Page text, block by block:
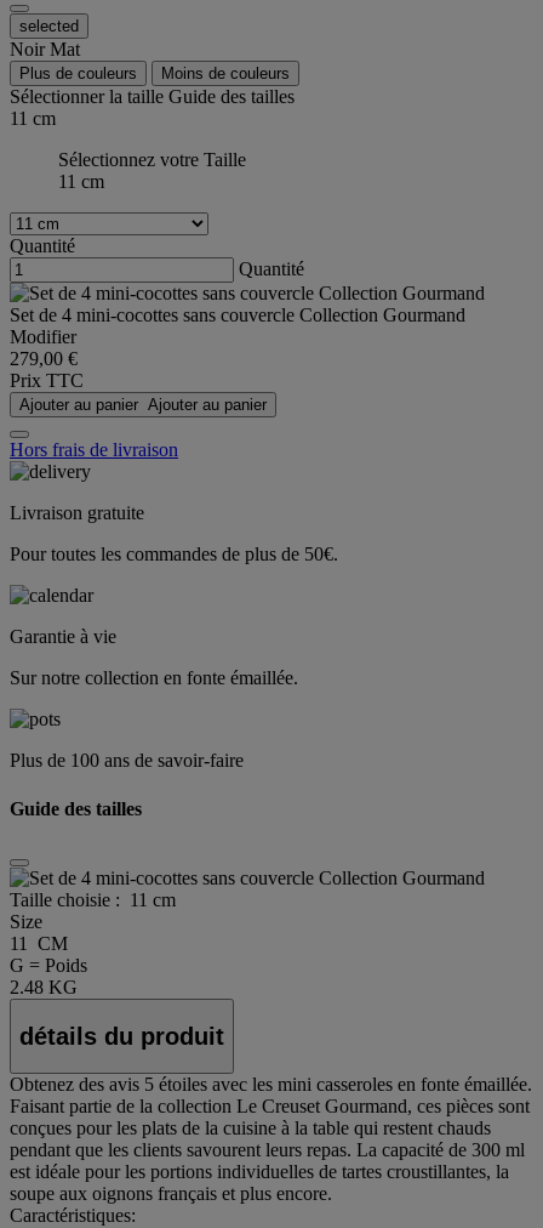
selected
Noir Mat
Plus de couleurs Moins de couleurs
Sélectionner la taille Guide des tailles
11 cm
Sélectionnez votre Taille
11 cm
Quantité
Quantité
Set de 4 mini-cocottes sans couvercle Collection Gourmand
Modifier
279,00 €
Prix TTC
Ajouter au panier Ajouter au panier
Hors frais de livraison
Livraison gratuite
Pour toutes les commandes de plus de 50€.
Garantie à vie
Sur notre collection en fonte émaillée.
Plus de 100 ans de savoir-faire
Guide des tailles
Taille choisie : 11 cm
Size
11 CM
G = Poids
2.48 KG
détails du produit
Obtenez des avis 5 étoiles avec les mini casseroles en fonte émaillée.
Faisant partie de la collection Le Creuset Gourmand, ces pièces sont
conçues pour les plats de la cuisine à la table qui restent chauds
pendant que les clients savourent leurs repas. La capacité de 300 ml
est idéale pour les portions individuelles de tartes croustillantes, la
soupe aux oignons français et plus encore.
Caractéristiques: